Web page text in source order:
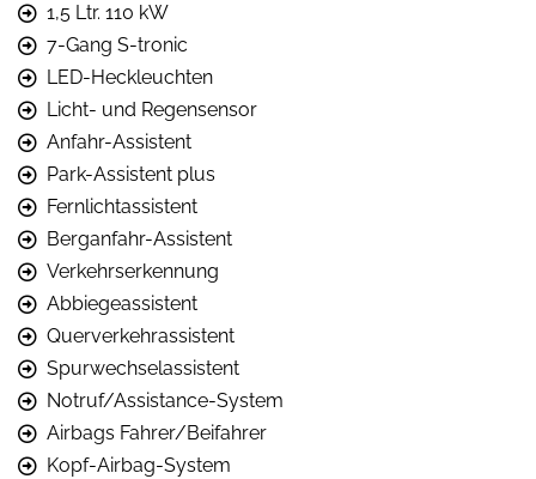
1,5 Ltr. 110 kW
7-Gang S-tronic
LED-Heckleuchten
Licht- und Regensensor
Anfahr-Assistent
Park-Assistent plus
Fernlichtassistent
Berganfahr-Assistent
Verkehrserkennung
Abbiegeassistent
Querverkehrassistent
Spurwechselassistent
Notruf/Assistance-System
Airbags Fahrer/Beifahrer
Kopf-Airbag-System